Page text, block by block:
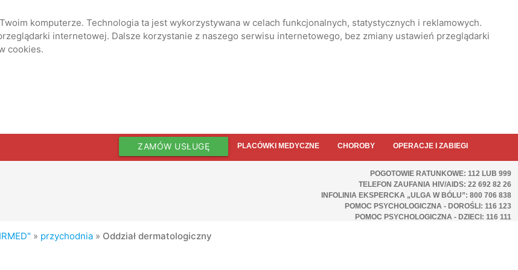
komputerze. Technologia ta jest wykorzystywana w celach funkcjonalnych, statystycznych i reklamowych.
internetowej. Dalsze korzystanie z naszego serwisu internetowego, bez zmiany ustawień przeglądarki
cookies.
ZAMÓW USŁUGĘ PLACÓWKI MEDYCZNE CHOROBY OPERACJE I ZABIEGI
POGOTOWIE RATUNKOWE: 112 LUB 999
TELEFON ZAUFANIA HIV/AIDS: 22 692 82 26
INFOLINIA EKSPERCKA „ULGA W BÓLU”: 800 706 838
POMOC PSYCHOLOGICZNA - DOROŚLI: 116 123
POMOC PSYCHOLOGICZNA - DZIECI: 116 111
» przychodnia » Oddział dermatologiczny